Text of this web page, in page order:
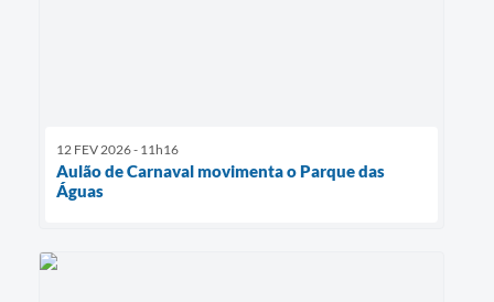
12 FEV 2026 - 11h16
Aulão de Carnaval movimenta o Parque das
Águas